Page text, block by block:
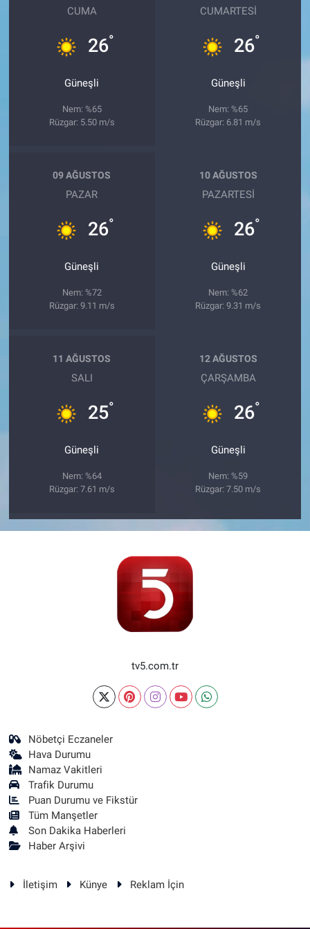
CUMA
26°
Güneşli
Nem: %65
Rüzgar: 5.50 m/s
CUMARTESI
26°
Güneşli
Nem: %65
Rüzgar: 6.81 m/s
09 AĞUSTOS
PAZAR
26°
Güneşli
Nem: %72
Rüzgar: 9.11 m/s
10 AĞUSTOS
PAZARTESI
26°
Güneşli
Nem: %62
Rüzgar: 9.31 m/s
11 AĞUSTOS
SALI
25°
Güneşli
Nem: %64
Rüzgar: 7.61 m/s
12 AĞUSTOS
ÇARŞAMBA
26°
Güneşli
Nem: %59
Rüzgar: 7.50 m/s
tv5.com.tr
Nöbetçi Eczaneler
Hava Durumu
Namaz Vakitleri
Trafik Durumu
Puan Durumu ve Fikstür
Tüm Manşetler
Son Dakika Haberleri
Haber Arşivi
İletişim Künye Reklam İçin